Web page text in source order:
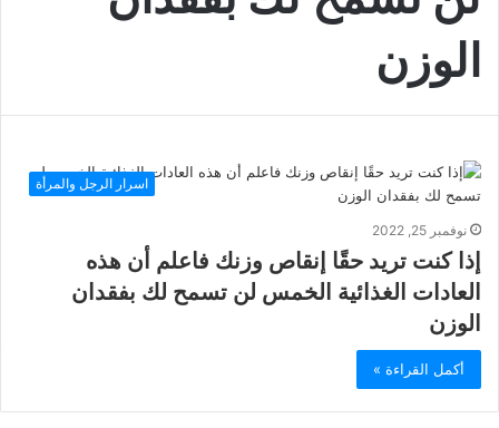
الوزن
اسرار الرجل والمرأة
نوفمبر 25, 2022
إذا كنت تريد حقًا إنقاص وزنك فاعلم أن هذه
العادات الغذائية الخمس لن تسمح لك بفقدان
الوزن
أكمل القراءة »